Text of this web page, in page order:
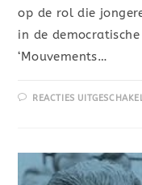
op de rol die
in de
‘Mouvements…
REACTIES